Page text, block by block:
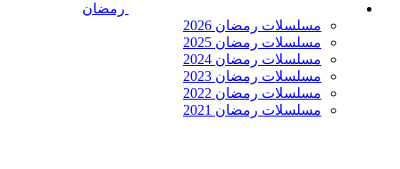
رمضان
مسلسلات رمضان 2026
مسلسلات رمضان 2025
مسلسلات رمضان 2024
مسلسلات رمضان 2023
مسلسلات رمضان 2022
مسلسلات رمضان 2021